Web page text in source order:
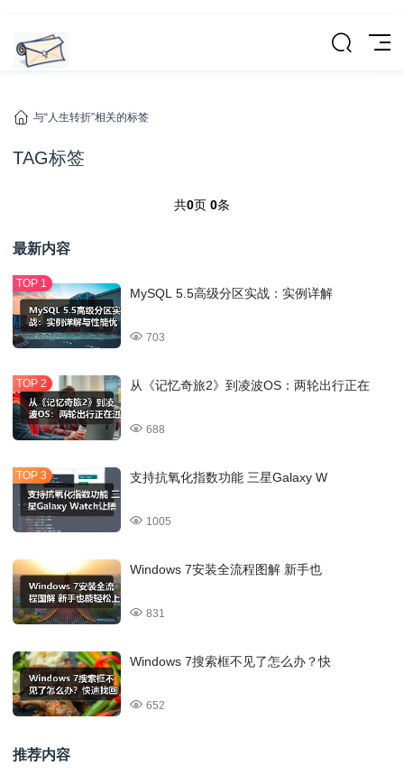
与“人生转折”相关的标签
TAG标签
共0页 0条
最新内容
MySQL 5.5高级分区实战：实例详解
703
从《记忆奇旅2》到凌波OS：两轮出行正在
688
支持抗氧化指数功能 三星Galaxy W
1005
Windows 7安装全流程图解 新手也
831
Windows 7搜索框不见了怎么办？快
652
推荐内容